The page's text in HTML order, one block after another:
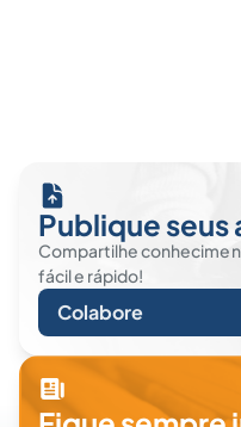
Publique seus
Compartilhe
fácil e rápido!
Colabore